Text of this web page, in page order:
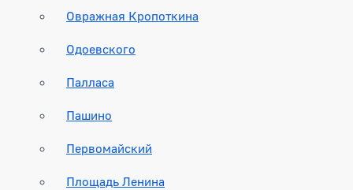
Овражная Кропоткина
Одоевского
Палласа
Пашино
Первомайский
Площадь Ленина